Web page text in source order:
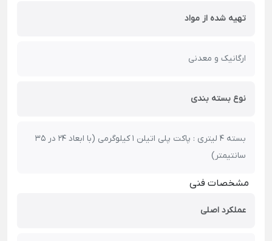
تهیه شده از مواد
ارگانیک و معدنی
نوع بسته بندی
بسته 4 لیتری : پاکت پلی اتیلن 1 کیلوگرمی (با ابعاد 24 در 35
سانتیمتر)
مشخصات فنی
عملکرد اصلی